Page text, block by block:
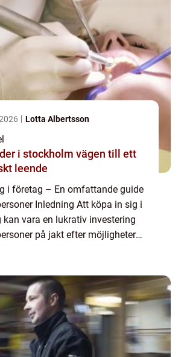
Lotta Albertsson
vägen till ett
leende
i företag – En omfattande guide
Inledning Att köpa in sig i
kan vara en lukrativ investering
på jakt efter möjligheter